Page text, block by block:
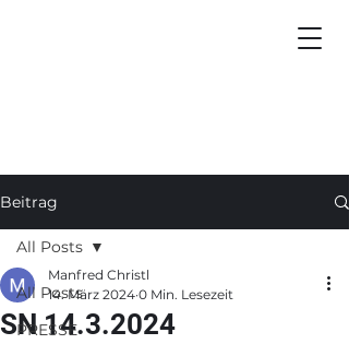
Beitrag
All Posts
PRESSE
All Posts
SN 14.3.2024
Manfred Christl
14. März 2024 0 Min. Lesezeit